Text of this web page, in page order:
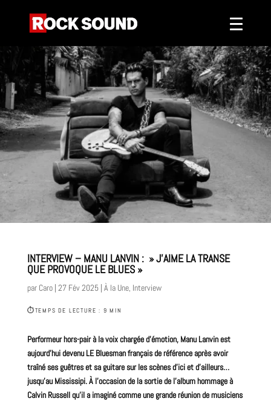
INTERVIEW – MANU LANVIN : » J’AIME LA TRANSE
QUE PROVOQUE LE BLUES »
par Caro| 27 Fév 2025| À la Une, Interview
⏱TEMPS DE LECTURE : 9 MIN
Performeur hors-pair à la voix chargée d’émotion, Manu Lanvin est
aujourd’hui devenu LE Bluesman français de référence après avoir
traîné ses guêtres et saguitaresur les scènes d’ici et d’ailleurs…
jusqu’au Mississipi. À l’occasion de la sortie de l’album hommage à
Calvin Russell qu’il a imaginé comme une grande réunion de musiciens